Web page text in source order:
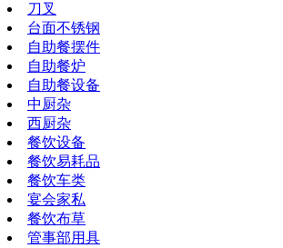
刀叉
台面不锈钢
自助餐摆件
自助餐炉
自助餐设备
中厨杂
西厨杂
餐饮设备
餐饮易耗品
餐饮车类
宴会家私
餐饮布草
管事部用具